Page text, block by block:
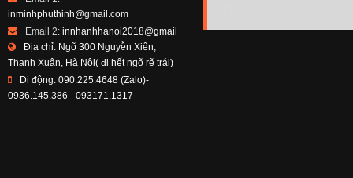
inminhphuthinh@gmail.com
Email 2: innhanhhanoi2018@gmail
Địa chỉ: Ngõ 300 Nguyễn Xiển,
Thanh Xuân, Hà Nội( đi hết ngõ rẽ trái)
Di động: 090.225.4648 (Zalo)-
0936.145.386 - 093171.1317